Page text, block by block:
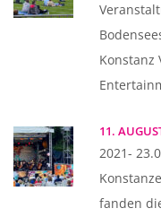
Konstanz
11.
2021-
fanden